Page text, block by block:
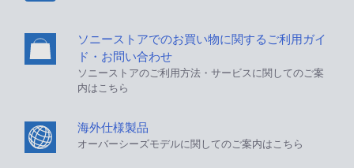
ソニーストアでのお買い物に関するご利用ガイ
ド・お問い合わせ
ソニーストアのご利用方法・サービスに関してのご案
内はこちら
海外仕様製品
オーバーシーズモデルに関してのご案内はこちら